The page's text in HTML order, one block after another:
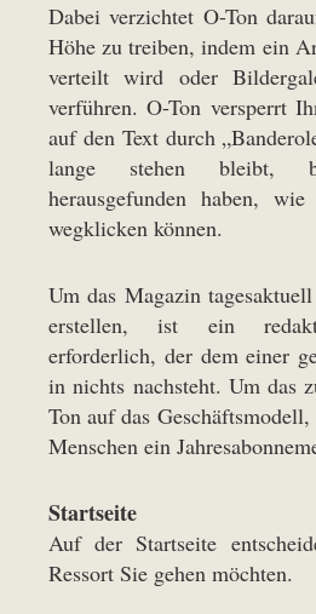
Dabei verzichtet O-Ton
Höhe zu treiben, indem ein
verteilt wird oder
verführen. O-Ton versperrt
auf den Text durch
lange stehen bleibt,
herausgefunden haben,
wegklicken können.
Um das Magazin
erstellen, ist ein
erforderlich, der dem einer
in nichts nachsteht. Um das
Ton auf das
Menschen ein
Startseite
Auf derStartseite
Ressort Sie gehen möchten.